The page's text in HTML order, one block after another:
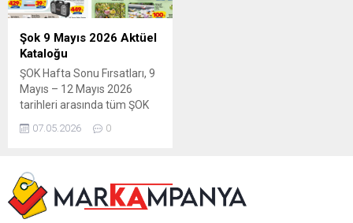
Şok 9 Mayıs 2026 Aktüel
Kataloğu
ŞOK Hafta Sonu Fırsatları, 9
Mayıs – 12 Mayıs 2026
tarihleri arasında tüm ŞOK
ürünler broşürü 2 sayfadan
kataloğu yayınlandı! Evinizi
ve bahçenizi yenilemek için
Polisan boya çeşitleri,
07.05.2026 0